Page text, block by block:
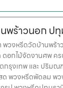
พร้าวนอก ป
วงหรีดวัดบ้านพร้า
ดอกไม้จัดงานศพ ค
กรุงเทพ และ ปริมณ
พวงหรีดพัดลม พ